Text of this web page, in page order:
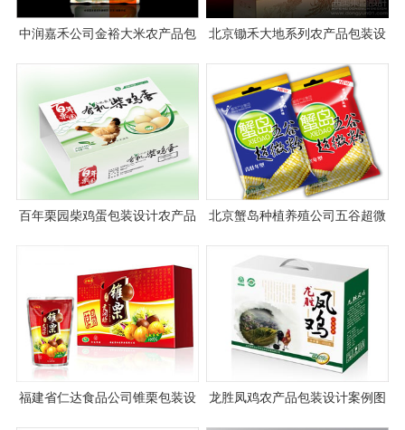
中润嘉禾公司金裕大米农产品包
北京锄禾大地系列农产品包装设
百年栗园柴鸡蛋包装设计农产品
北京蟹岛种植养殖公司五谷超微
福建省仁达食品公司锥栗包装设
龙胜凤鸡农产品包装设计案例图